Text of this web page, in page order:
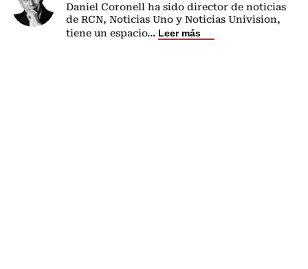
Daniel Coronell ha sido director de noticias
de RCN, Noticias Uno y Noticias Univision,
tiene un espacio... Leer más